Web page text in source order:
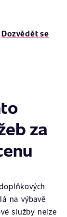
Dozvědět se
za
na výbavě
služby nelze